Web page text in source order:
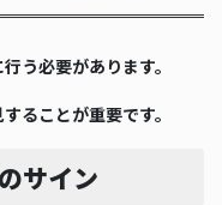
う必要があります。
ることが重要です。
サイン